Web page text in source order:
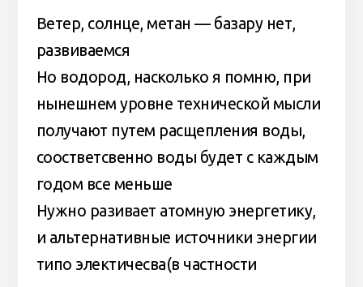
Ветер, солнце, метан — базару нет,
развиваемся
Но водород, насколько я помню, при
нынешнем уровне технической мысли
получают путем расщепления воды,
соостветсвенно воды будет с каждым
годом все меньше
Нужно разивает атомную энергетику,
и альтернативные источники энергии
типо электичесва(в частности